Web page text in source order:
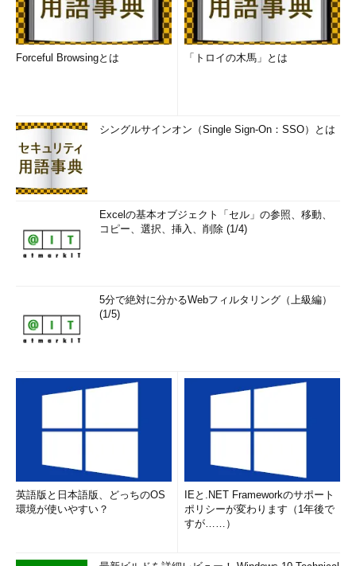
Forceful Browsingとは 「トロイの木馬」とは
シングルサインオン（Single Sign-On：SSO）とは
Excelの基本オブジェクト「セル」の参照、移動、
コピー、選択、挿入、削除 (1/4)
5分で絶対に分かるWebフィルタリング（上級編）
(1/5)
英語版と日本語版、どっちのOS
環境が使いやすい？
IEと.NET Frameworkのサポート
ポリシーが変わります（1年後で
すが……）